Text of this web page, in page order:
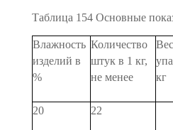
Таблица 154 Основные
Влажность
изделий в
%
Количество
штук в 1 кг,
не менее
кг
20
22